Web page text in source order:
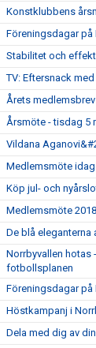
Konstklubbens
Föreningsdagar på
Stabilitet och
TV: Eftersnack
Årets
Årsmöte - tisdag 5
Vildana
Medlemsmöte idag
Köp jul- och
Medlemsmöte
De blå
Norrbyvallen hotas
fotbollsplanen
Föreningsdagar
Höstkampanj i
Dela med dig av